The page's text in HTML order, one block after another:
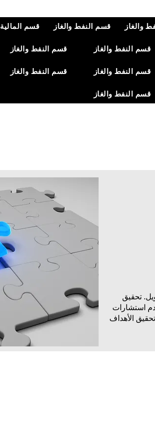
قسم المالية قسم النفط والغاز والغاز
قسم النفط والغاز قسم النفط والغاز
قسم النفط والغاز قسم النفط والغاز
قسم النفط والغاز
تحقيق
استشارات
الأهداف